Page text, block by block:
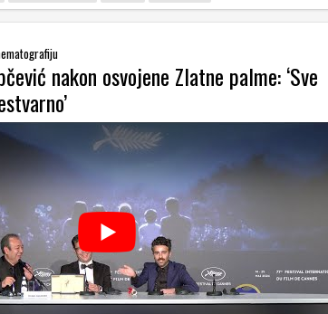
nakon osvojene Zlatne palme: ‘Sve